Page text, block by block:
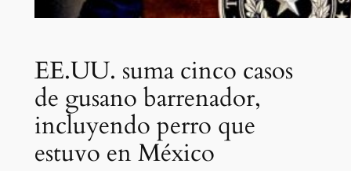
EE.UU. suma cinco casos
de gusano barrenador,
incluyendo perro que
estuvo en México